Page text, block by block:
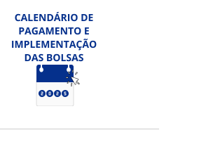
"Projetos" e
prorrogada até 06/08/2026 |
até 15/09/2026